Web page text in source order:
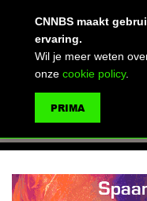
CNNBS maakt
ervaring.
Wil je meer weten
onze cookie policy.
PRIMA